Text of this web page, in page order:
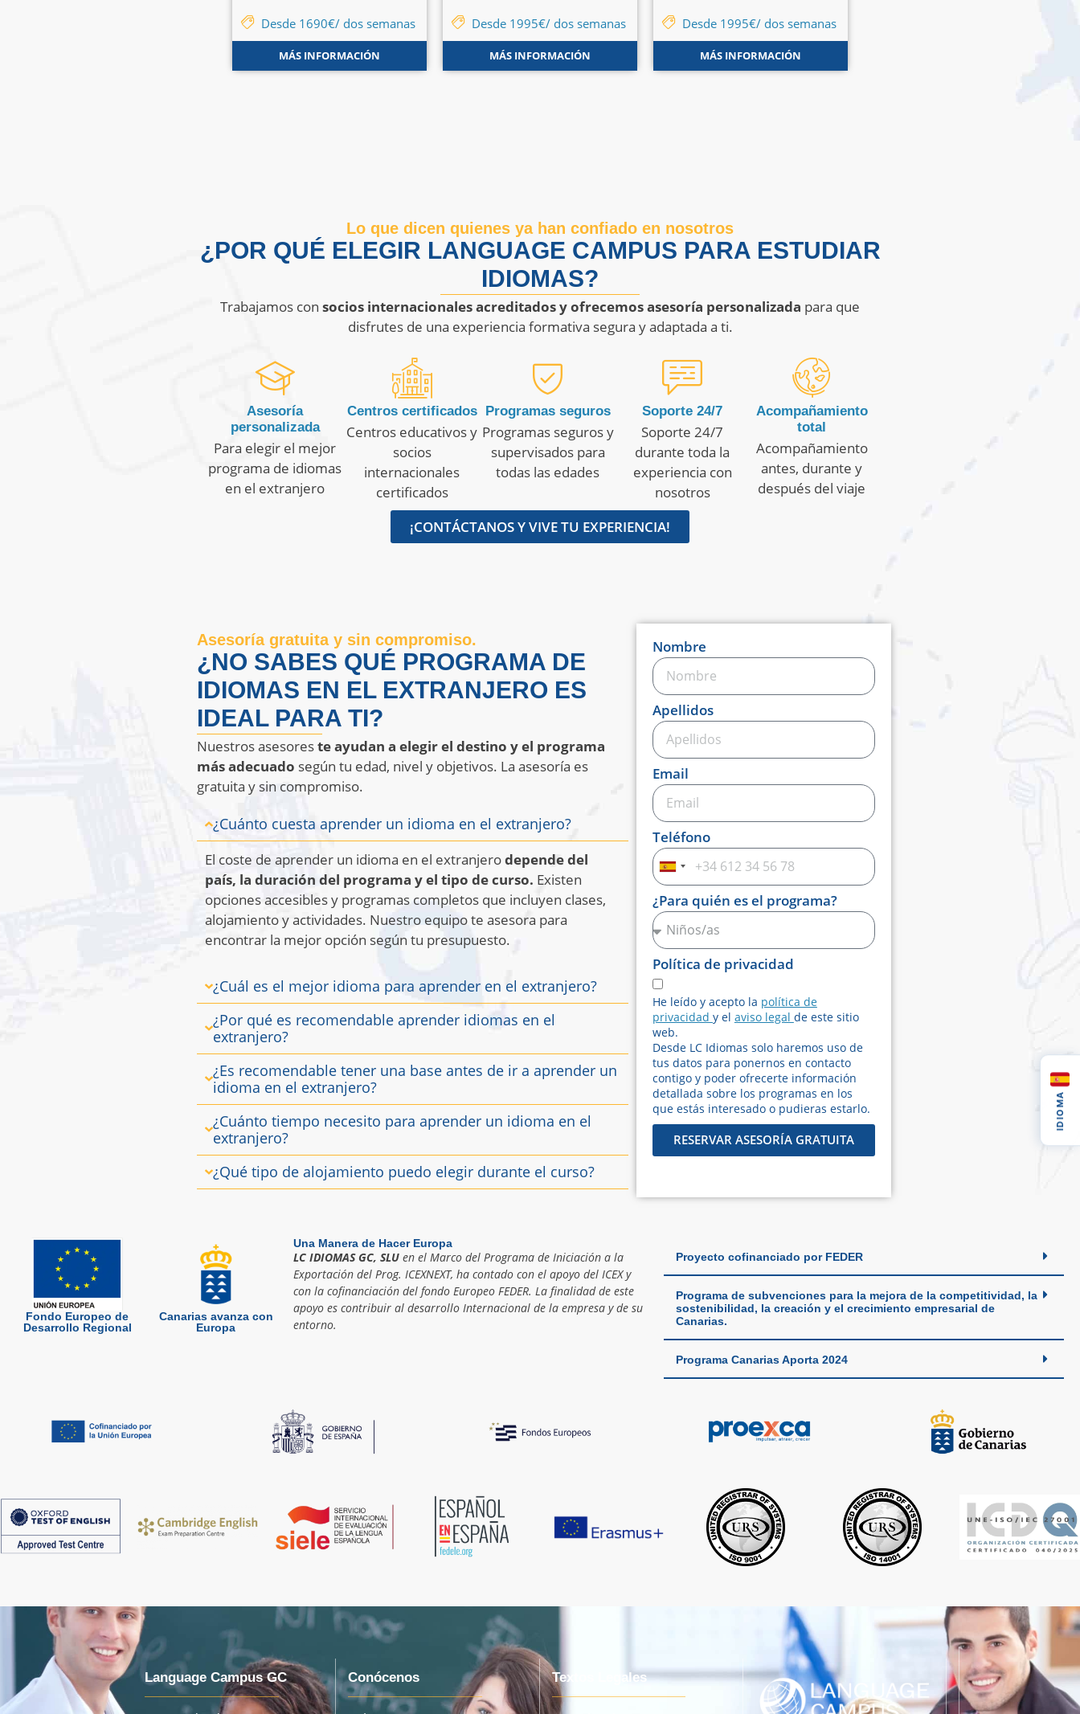
Desde 1690€/ dos semanas
MÁS INFORMACIÓN
Desde 1995€/ dos semanas
MÁS INFORMACIÓN
Desde 1995€/ dos semanas
MÁS INFORMACIÓN
Lo que dicen quienes ya han confiado en nosotros
¿POR QUÉ ELEGIR LANGUAGE CAMPUS PARA ESTUDIAR
IDIOMAS?
Trabajamos con socios internacionales acreditados y ofrecemos asesoría personalizada para que
disfrutes de una experiencia formativa segura y adaptada a ti.
Asesoría
personalizada
Para elegir el mejor
programa de idiomas
en el extranjero
Centros certificados
Centros educativos y
socios
internacionales
certificados
Programas seguros
Programas seguros y
supervisados para
todas las edades
Soporte 24/7
Soporte 24/7
durante toda la
experiencia con
nosotros
Acompañamiento
total
Acompañamiento
antes, durante y
después del viaje
¡CONTÁCTANOS Y VIVE TU EXPERIENCIA!
Nombre
Apellidos
Email
Teléfono
Spain
+34
¿Para quién es el programa?
Política de privacidad
He leído y acepto la política de
privacidad y el aviso legal de este sitio
web.
Desde LC Idiomas solo haremos uso de
tus datos para ponernos en contacto
contigo y poder ofrecerte información
detallada sobre los programas en los
que estás interesado o pudieras estarlo.
RESERVAR ASESORÍA GRATUITA
Asesoría gratuita y sin compromiso.
¿NO SABES QUÉ PROGRAMA DE
IDIOMAS EN EL EXTRANJERO ES
IDEAL PARA TI?
Nuestros asesoreste ayudan a elegir el destino y el programa
más adecuado según tu edad, nivel y objetivos. La asesoría es
gratuita y sin compromiso.
¿Cuánto cuesta aprender un idioma en el extranjero?
El coste de aprender un idioma en el extranjerodepende del
país, la duración del programa y el tipo de curso. Existen
opciones accesibles y programas completos que incluyen clases,
alojamiento y actividades. Nuestro equipo te asesora para
encontrar la mejor opción según tu presupuesto.
¿Cuál es el mejor idioma para aprender en el extranjero?
¿Por qué es recomendable aprender idiomas en el
extranjero?
¿Es recomendable tener una base antes de ir a aprender un
idioma en el extranjero?
¿Cuánto tiempo necesito para aprender un idioma en el
extranjero?
¿Qué tipo de alojamiento puedo elegir durante el curso?
Fondo Europeo de
Desarrollo Regional
Canarias avanza con
Europa
Una Manera de Hacer Europa
LC IDIOMAS GC, SLUen el Marco del Programa de Iniciación a la
Exportación del Prog. ICEXNEXT, ha contado con el apoyo del ICEX y
con la cofinanciación del fondo Europeo FEDER. La finalidad de este
apoyo es contribuir al desarrollo Internacional de la empresa y de su
entorno.
Proyecto cofinanciado por FEDER
Programa de subvenciones para la mejora de la competitividad, la
sostenibilidad, la creación y el crecimiento empresarial de
Canarias.
Programa Canarias Aporta 2024
Language Campus GC Conócenos Textos Legales
IDIOMA